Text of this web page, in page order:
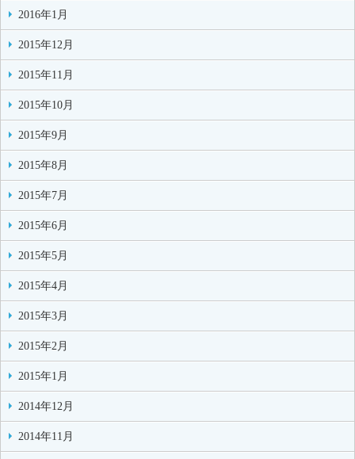
2016年1月
2015年12月
2015年11月
2015年10月
2015年9月
2015年8月
2015年7月
2015年6月
2015年5月
2015年4月
2015年3月
2015年2月
2015年1月
2014年12月
2014年11月